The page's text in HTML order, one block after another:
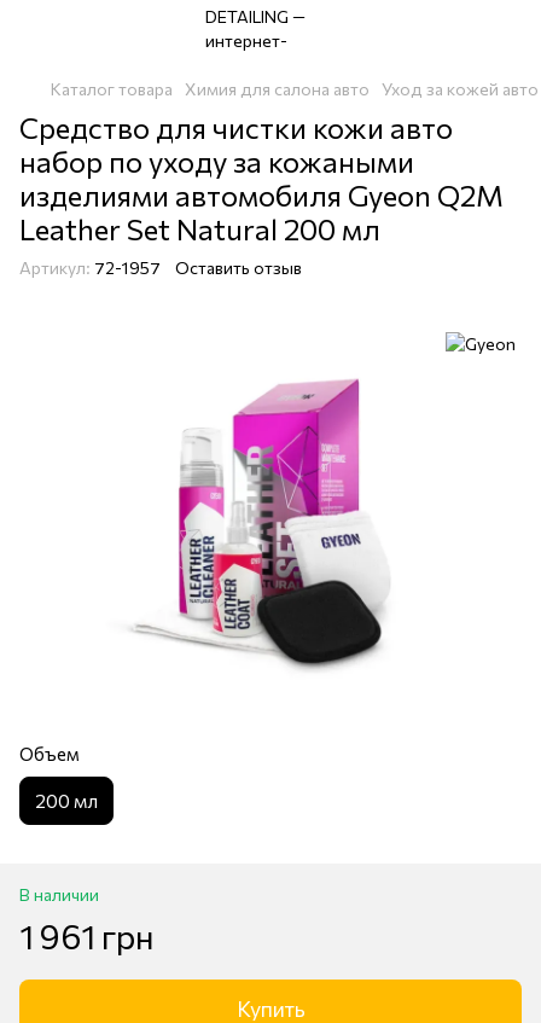
Каталог товара Химия для салона авто Уход за кожей авто
Средство для чистки кожи авто
набор по уходу за кожаными
изделиями автомобиля Gyeon Q2M
Leather Set Natural 200 мл
Артикул: 72-1957 Оставить отзыв
Объем
200 мл
В наличии
1 961 грн
Купить